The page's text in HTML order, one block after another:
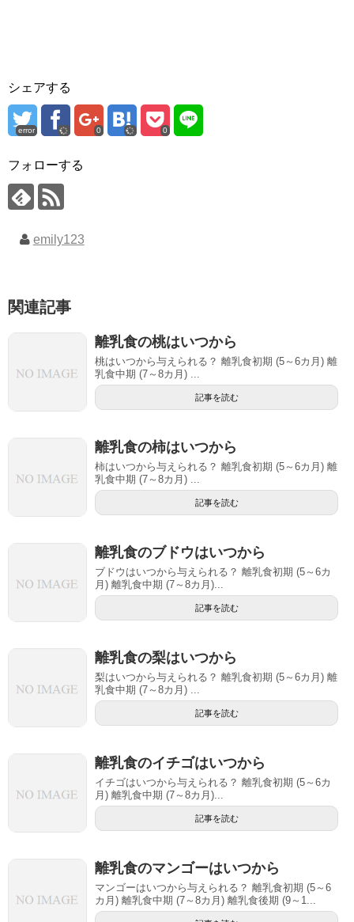
シェアする
error 0 0
フォローする
emily123
関連記事
離乳食の桃はいつから
桃はいつから与えられる？ 離乳食初期 (5～6カ月) 離
乳食中期 (7～8カ月) ...
記事を読む
離乳食の柿はいつから
柿はいつから与えられる？ 離乳食初期 (5～6カ月) 離
乳食中期 (7～8カ月) ...
記事を読む
離乳食のブドウはいつから
ブドウはいつから与えられる？ 離乳食初期 (5～6カ
月) 離乳食中期 (7～8カ月)...
記事を読む
離乳食の梨はいつから
梨はいつから与えられる？ 離乳食初期 (5～6カ月) 離
乳食中期 (7～8カ月) ...
記事を読む
離乳食のイチゴはいつから
イチゴはいつから与えられる？ 離乳食初期 (5～6カ
月) 離乳食中期 (7～8カ月)...
記事を読む
離乳食のマンゴーはいつから
マンゴーはいつから与えられる？ 離乳食初期 (5～6
カ月) 離乳食中期 (7～8カ月) 離乳食後期 (9～1...